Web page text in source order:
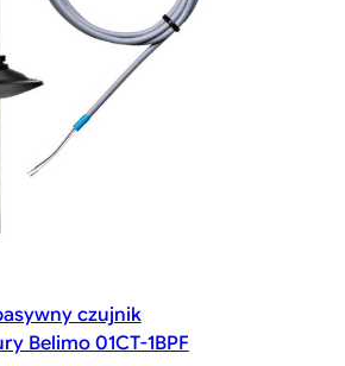
czujnik
Belimo 01CT-1BPF